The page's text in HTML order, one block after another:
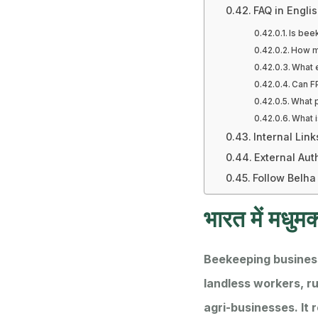
FAQ in
Is
How
What
Can
What
What
Internal
External
Follow
भारत में
Beekeeping
landless workers,
agri-businesses. It